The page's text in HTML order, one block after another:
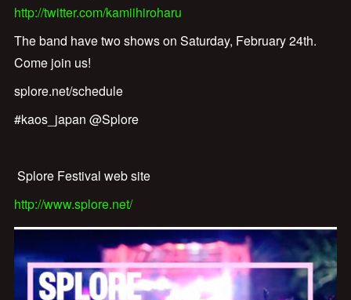
http://twitter.com/kamiihiroharu
The band have two shows on Saturday, February 24th.
Come join us!
splore.net/schedule
#kaos_japan @Splore
Splore Festival web site
http://www.splore.net/